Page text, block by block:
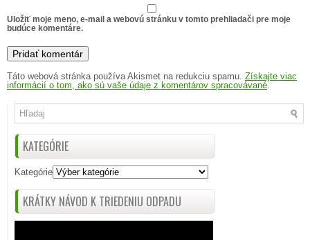
Uložiť moje meno, e-mail a webovú stránku v tomto prehliadači pre moje
budúce komentáre.
Táto webová stránka používa Akismet na redukciu spamu. Získajte viac
informácií o tom, ako sú vaše údaje z komentárov spracovávané.
KATEGÓRIE
Kategórie
KRÁTKY NÁVOD K TRIEDENIU ODPADU